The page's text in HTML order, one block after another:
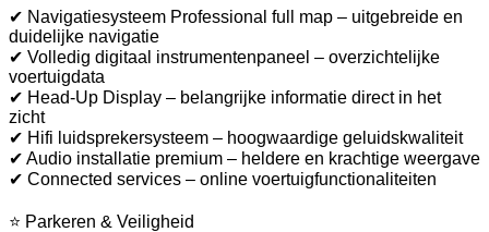
✔ Navigatiesysteem Professional full map – uitgebreide en
duidelijke navigatie
✔ Volledig digitaal instrumentenpaneel – overzichtelijke
voertuigdata
✔ Head-Up Display – belangrijke informatie direct in het
zicht
✔ Hifi luidsprekersysteem – hoogwaardige geluidskwaliteit
✔ Audio installatie premium – heldere en krachtige weergave
✔ Connected services – online voertuigfunctionaliteiten
⭐ Parkeren & Veiligheid